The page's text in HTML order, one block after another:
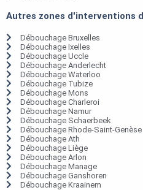
Autres zones d'interventions
Débouchage Bruxelles
Débouchage Ixelles
Débouchage Uccle
Débouchage Anderlecht
Débouchage Waterloo
Débouchage Tubize
Débouchage Mons
Débouchage Charleroi
Débouchage Namur
Débouchage Schaerbeek
Débouchage Rhode-Saint-Genèse
Débouchage Ath
Débouchage Liège
Débouchage Arlon
Débouchage Manage
Débouchage Ganshoren
Débouchage Kraainem